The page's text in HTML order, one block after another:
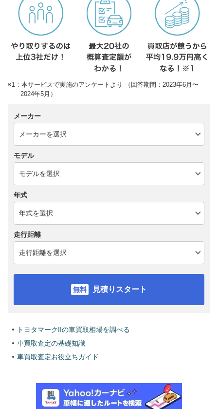
※1：本サービスで実施のアンケートより （回答期間：2023年6月〜
2024年5月）
メーカー
モデル
年式
走行距離
見積りスタート
トヨタマークIIの車買取相場を調べる
車買取査定の基礎知識
車買取査定お役立ちガイド